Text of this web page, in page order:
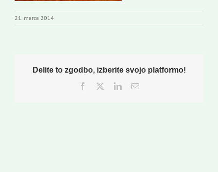
21. marca 2014
Delite to zgodbo, izberite svojo platformo!
Facebook
TwitterLinkedInEmail